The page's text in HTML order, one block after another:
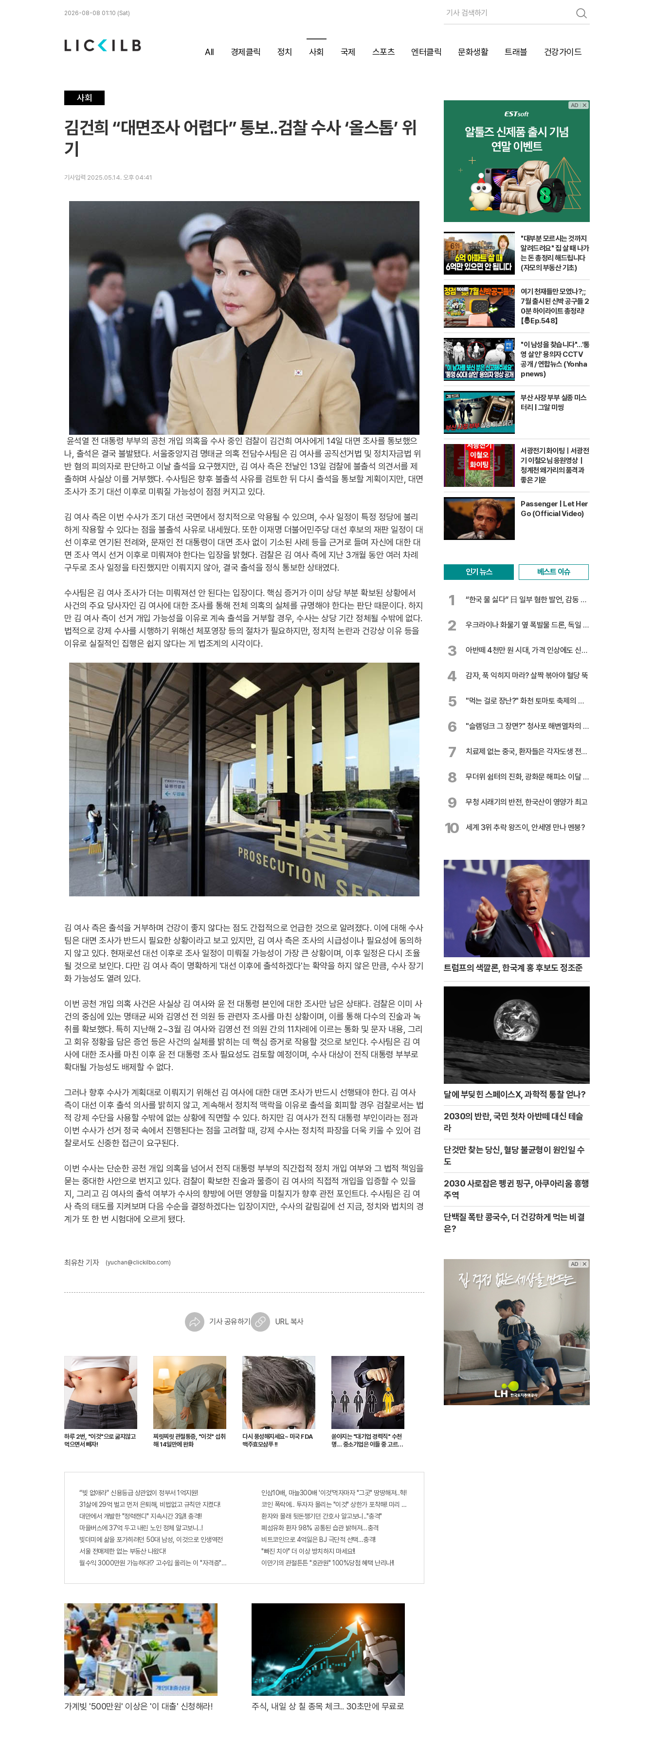
검
색
2026-08-08 01:10 (Sat)
All 경제클릭 정치 사회 국제 스포츠 엔터클릭 문화생활 트래블 건강가이드
사회
김건희 “대면조사 어렵다” 통보..검찰 수사 ‘올스톱’ 위
기
기사입력 2025.05.14. 오후 04:41
윤석열 전 대통령 부부의 공천 개입 의혹을 수사 중인 검찰이 김건희 여사에게 14일 대면 조사를 통보했으
나, 출석은 결국 불발됐다. 서울중앙지검 명태균 의혹 전담수사팀은 김 여사를 공직선거법 및 정치자금법 위
반 혐의 피의자로 판단하고 이날 출석을 요구했지만, 김 여사 측은 전날인 13일 검찰에 불출석 의견서를 제
출하며 사실상 이를 거부했다. 수사팀은 향후 불출석 사유를 검토한 뒤 다시 출석을 통보할 계획이지만, 대면
조사가 조기 대선 이후로 미뤄질 가능성이 점점 커지고 있다.
김 여사 측은 이번 수사가 조기 대선 국면에서 정치적으로 악용될 수 있으며, 수사 일정이 특정 정당에 불리
하게 작용할 수 있다는 점을 불출석 사유로 내세웠다. 또한 이재명 더불어민주당 대선 후보의 재판 일정이 대
선 이후로 연기된 전례와, 문재인 전 대통령이 대면 조사 없이 기소된 사례 등을 근거로 들며 자신에 대한 대
면 조사 역시 선거 이후로 미뤄져야 한다는 입장을 밝혔다. 검찰은 김 여사 측에 지난 3개월 동안 여러 차례
구두로 조사 일정을 타진했지만 이뤄지지 않아, 결국 출석을 정식 통보한 상태였다.
수사팀은 김 여사 조사가 더는 미뤄져선 안 된다는 입장이다. 핵심 증거가 이미 상당 부분 확보된 상황에서
사건의 주요 당사자인 김 여사에 대한 조사를 통해 전체 의혹의 실체를 규명해야 한다는 판단 때문이다. 하지
만 김 여사 측이 선거 개입 가능성을 이유로 계속 출석을 거부할 경우, 수사는 상당 기간 정체될 수밖에 없다.
법적으로 강제 수사를 시행하기 위해선 체포영장 등의 절차가 필요하지만, 정치적 논란과 건강상 이유 등을
이유로 실질적인 집행은 쉽지 않다는 게 법조계의 시각이다.
김 여사 측은 출석을 거부하며 건강이 좋지 않다는 점도 간접적으로 언급한 것으로 알려졌다. 이에 대해 수사
팀은 대면 조사가 반드시 필요한 상황이라고 보고 있지만, 김 여사 측은 조사의 시급성이나 필요성에 동의하
지 않고 있다. 현재로선 대선 이후로 조사 일정이 미뤄질 가능성이 가장 큰 상황이며, 이후 일정은 다시 조율
될 것으로 보인다. 다만 김 여사 측이 명확하게 '대선 이후에 출석하겠다'는 확약을 하지 않은 만큼, 수사 장기
화 가능성도 열려 있다.
이번 공천 개입 의혹 사건은 사실상 김 여사와 윤 전 대통령 본인에 대한 조사만 남은 상태다. 검찰은 이미 사
건의 중심에 있는 명태균 씨와 김영선 전 의원 등 관련자 조사를 마친 상황이며, 이를 통해 다수의 진술과 녹
취를 확보했다. 특히 지난해 2~3월 김 여사와 김영선 전 의원 간의 11차례에 이르는 통화 및 문자 내용, 그리
고 회유 정황을 담은 증언 등은 사건의 실체를 밝히는 데 핵심 증거로 작용할 것으로 보인다. 수사팀은 김 여
사에 대한 조사를 마친 이후 윤 전 대통령 조사 필요성도 검토할 예정이며, 수사 대상이 전직 대통령 부부로
확대될 가능성도 배제할 수 없다.
그러나 향후 수사가 계획대로 이뤄지기 위해선 김 여사에 대한 대면 조사가 반드시 선행돼야 한다. 김 여사
측이 대선 이후 출석 의사를 밝히지 않고, 계속해서 정치적 맥락을 이유로 출석을 회피할 경우 검찰로서는 법
적 강제 수단을 사용할 수밖에 없는 상황에 직면할 수 있다. 하지만 김 여사가 전직 대통령 부인이라는 점과
이번 수사가 선거 정국 속에서 진행된다는 점을 고려할 때, 강제 수사는 정치적 파장을 더욱 키울 수 있어 검
찰로서도 신중한 접근이 요구된다.
이번 수사는 단순한 공천 개입 의혹을 넘어서 전직 대통령 부부의 직간접적 정치 개입 여부와 그 법적 책임을
묻는 중대한 사안으로 번지고 있다. 검찰이 확보한 진술과 물증이 김 여사의 직접적 개입을 입증할 수 있을
지, 그리고 김 여사의 출석 여부가 수사의 향방에 어떤 영향을 미칠지가 향후 관전 포인트다. 수사팀은 김 여
사 측의 태도를 지켜보며 다음 수순을 결정하겠다는 입장이지만, 수사의 갈림길에 선 지금, 정치와 법치의 경
계가 또 한 번 시험대에 오르게 됐다.
최유찬 기자 (yuchan@clickilbo.com)
기사 공유하기 URL 복사
하루 2번, "이것"으로 굶지않고
먹으면서 빼자!
찌릿찌릿 관절통증, "이것" 섭취
해 14일만에 완화
다시 풍성해지세요~ 미국 FDA
맥주효모샴푸 !!
쏟아지는 "대기업 경력직" 수천
명... 중소기업은 이들 중 고르면
“빚 없애라” 신용등급 상관없이 정부서 1억지원!
31살에 29억 벌고 먼저 은퇴해, 비법없고 규칙만 지켰다!
대만에서 개발한 "정력캔디" 지속시간 3일!! 충격!!
마을버스에 37억 두고 내린 노인 정체 알고보니..!
빚더미에 삶을 포가히려던 50대 남성, 이것으로 인생역전
서울 전매제한 없는 부동산 나왔다!
월수익 3000만원 가능하다!? 고수입 올리는 이 "자격증"에 몰리는 이유 알고보니…
인삼10배, 마늘300배 '이것'먹자마자 "그곳" 땅땅해져..헉!
코인 폭락에.. 투자자 몰리는 "이것" 상한가 포착해! 미리 투자..
환자와 몰래 뒷돈챙기던 간호사 알고보니.."충격"
폐섬유화 환자 98% 공통된 습관 밝혀져…충격
비트코인으로 4억잃은 BJ 극단적 선택…충격!
"빠진 치아" 더 이상 방치하지 마세요!!
이만기의 관절튼튼 "호관원" 100%당첨 혜택 난리나!!
가계빚 '500만원' 이상은 '이 대출' 신청해라! 주식, 내일 상 칠 종목 체크.. 30초만에 무료로
"대부분 모르시는 것까지
알려드려요" 집 살 때 나가
는 돈 총정리 해드립니다
(자모의 부동산 기초)
여기 천재들만 모였나?;;
7월 출시된 신박 공구들 2
0분 하이라이트 총정리!
【🤴Ep.548】
"이 남성을 찾습니다"…'통
영 살인' 용의자 CCTV
공개 / 연합뉴스 (Yonha
pnews)
부산 사장 부부 실종 미스
터리 | 그알 미씽
서광전기 화이팅ㅣ서광전
기 이철오님 응원영상｜
청계천 왜가리의 품격과
좋은 기운
Passenger | Let Her
Go (Official Video)
인기 뉴스 베스트 이슈
1 “한국 물 싫다” 日 일부 혐한 발언, 감동 찬
2 우크라이나 화물기 옆 폭발물 드론, 독일 대
테러 수사
3 아반떼 4천만 원 시대, 가격 인상에도 신기
록 행진
4 감자, 푹 익히지 마라? 살짝 볶아야 혈당 뚝
5 "먹는 걸로 장난?" 화천 토마토 축제의 반
전
6 "슬램덩크 그 장면?" 청사포 해변열차의 유
혹
7 치료제 없는 중국, 환자들은 각자도생 전쟁
8 무더위 쉼터의 진화, 광화문 해피소 이달 말
까지 연장
9 무청 시래기의 반전, 한국산이 영양가 최고
10 세계 3위 추락 왕즈이, 안세영 만나 멘붕?
트럼프의 색깔론, 한국계 홍 후보도 정조준
달에 부딪힌 스페이스X, 과학적 통찰 얻나?
2030의 반란, 국민 첫차 아반떼 대신 테슬
라
단것만 찾는 당신, 혈당 불균형이 원인일 수
도
2030 사로잡은 펭귄 핑구, 아쿠아리움 흥행
주역
단백질 폭탄 콩국수, 더 건강하게 먹는 비결
은?